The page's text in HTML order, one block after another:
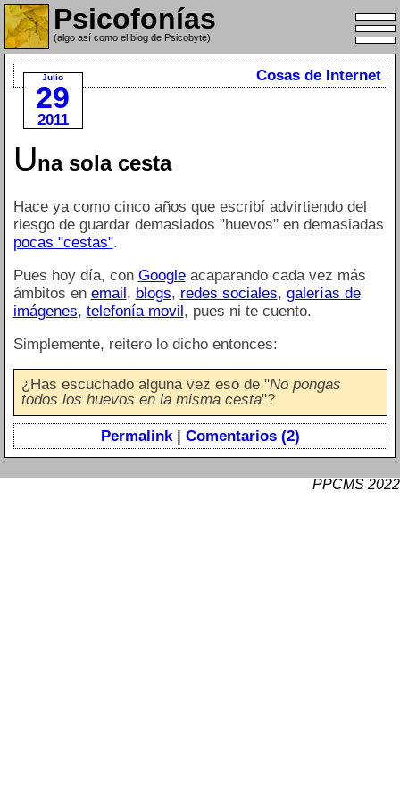
Psicofonías
(algo así como el blog de Psicobyte)
Julio
29
2011
Cosas de Internet
Una sola cesta
Hace ya como cinco años que escribí advirtiendo del
riesgo de guardar demasiados "huevos" en demasiadas
pocas "cestas".
Pues hoy día, con Googleacaparando cada vez más
ámbitos en email, blogs, redes sociales, galerías de
imágenes, telefonía movil, pues ni te cuento.
Simplemente, reitero lo dicho entonces:
¿Has escuchado alguna vez eso de "No pongas
todos los huevos en la misma cesta"?
Permalink| Comentarios (2)
PPCMS 2022